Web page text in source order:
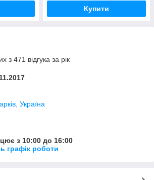
Купити
з 471 відгука за рік
Україна
з 10:00 до 16:00
графік роботи